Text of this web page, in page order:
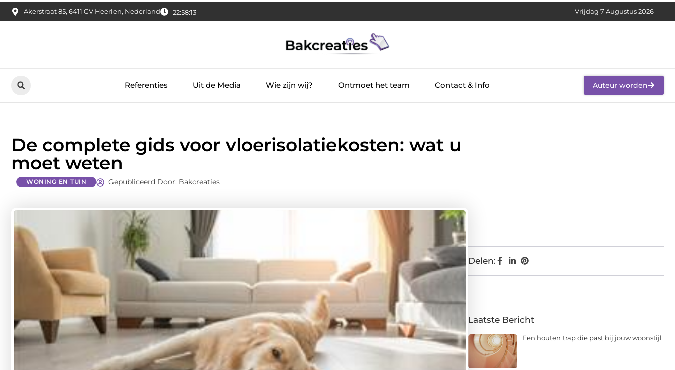
Akerstraat 85, 6411 GV Heerlen, Nederland 22:58:14 Vrijdag 7 Augustus 2026
Referenties Uit de Media Wie zijn wij? Ontmoet het team Contact & Info Auteur worden
De complete gids voor vloerisolatiekosten: wat u
moet weten
WONING EN TUIN Gepubliceerd Door: Bakcreaties
Delen:
Laatste Bericht
Een houten trap die past bij jouw woonstijl